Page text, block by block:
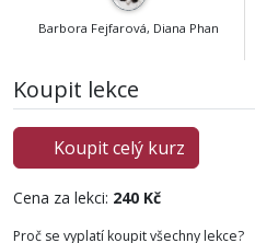
Barbora Fejfarová, Diana Phan
Koupit lekce
Koupit celý kurz
Cena za lekci: 240 Kč
Proč se vyplatí koupit všechny lekce?